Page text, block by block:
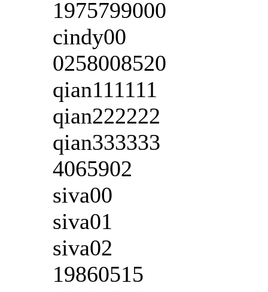
1975799000
cindy00
0258008520
qian111111
qian222222
qian333333
4065902
siva00
siva01
siva02
19860515